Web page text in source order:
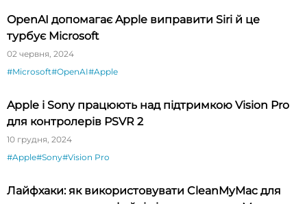
OpenAI допомагає Apple виправити Siri й це
турбує Microsoft
02 червня, 2024
#Microsoft#OpenAI#Apple
Apple і Sony працюють над підтримкою Vision Pro
для контролерів PSVR 2
10 грудня, 2024
#Apple#Sony#Vision Pro
Лайфхаки: як використовувати CleanMyMac для